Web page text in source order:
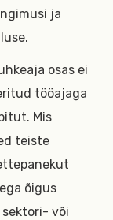
ja
osas ei
tööajaga
Mis
teiste
õigus
sektori- või